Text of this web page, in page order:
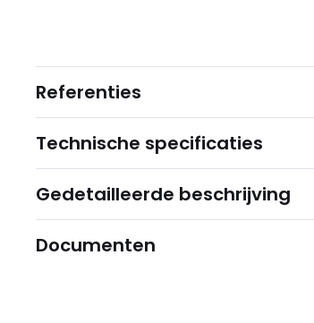
Referenties
Technische specificaties
Gedetailleerde beschrijving
Documenten